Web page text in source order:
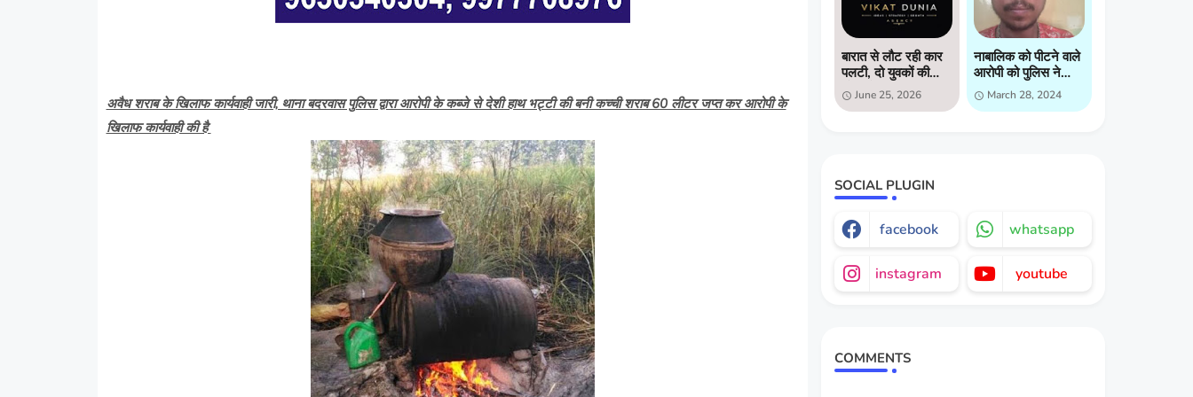
अवैध शराब के खिलाफ कार्यवाही जारी, थाना बदरवास पुलिस द्वारा आरोपी के कब्जे से देशी हाथ भट्टी की बनी कच्ची शराब 60 लीटर जप्त कर आरोपी के
खिलाफ कार्यवाही की है
बारात से लौट रही कार
पलटी, दो युवकों की
मौत, दो गंभीर घायल
June 25, 2026
नाबालिक को पीटने वाले
आरोपी को पुलिस ने
किया गिरप्तार
March 28, 2024
SOCIAL PLUGIN
facebook whatsapp
instagram youtube
COMMENTS